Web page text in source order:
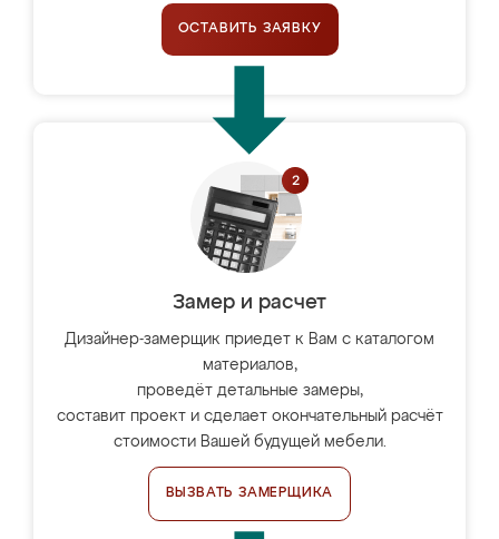
ОСТАВИТЬ ЗАЯВКУ
Замер и расчет
Дизайнер-замерщик приедет к Вам с каталогом
материалов,
проведёт детальные замеры,
составит проект и сделает окончательный расчёт
стоимости Вашей будущей мебели.
ВЫЗВАТЬ ЗАМЕРЩИКА